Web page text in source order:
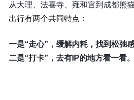
从大理、法喜寺、雍和宫到成都熊猫
出行有两个共同特点：
一是“走心”，缓解内耗，找到松弛感
二是“打卡”，去有IP的地方看一看。